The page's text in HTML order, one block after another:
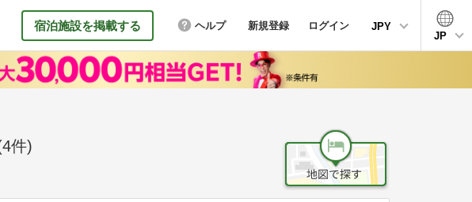
宿泊施設を掲載する ヘルプ 新規登録 ログイン
JPY
JP
4件)